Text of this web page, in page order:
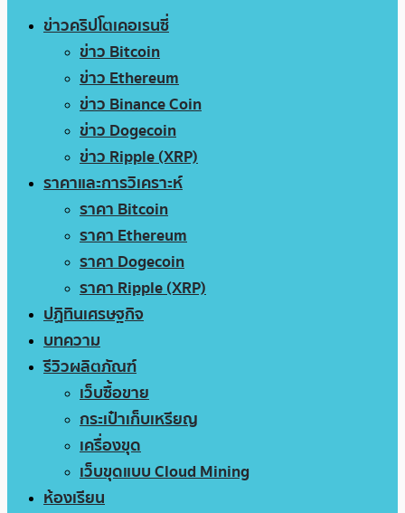
ข่าวคริปโตเคอเรนซี่
ข่าว Bitcoin
ข่าว Ethereum
ข่าว Binance Coin
ข่าว Dogecoin
ข่าว Ripple (XRP)
ราคาและการวิเคราะห์
ราคา Bitcoin
ราคา Ethereum
ราคา Dogecoin
ราคา Ripple (XRP)
ปฏิทินเศรษฐกิจ
บทความ
รีวิวผลิตภัณฑ์
เว็บซื้อขาย
กระเป๋าเก็บเหรียญ
เครื่องขุด
เว็บขุดแบบ Cloud Mining
ห้องเรียน